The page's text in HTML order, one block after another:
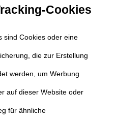
Cookies
sind Cookies oder eine
die zur Erstellung
werden, um Werbung
auf dieser Website oder
für ähnliche